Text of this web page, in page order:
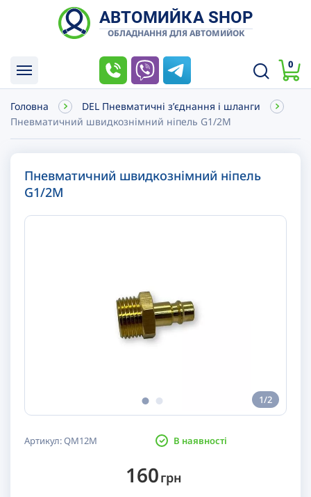
АВТОМИЙКА SHOP
ОБЛАДНАННЯ ДЛЯ АВТОМИЙОК
0
Головна
DEL Пневматичні зʼєднання і шланги
Пневматичний швидкознімний ніпель G1/2M
1/2
Пневматичний швидкознімний ніпель
G1/2M
Артикул:QM12M В наявності
160грн